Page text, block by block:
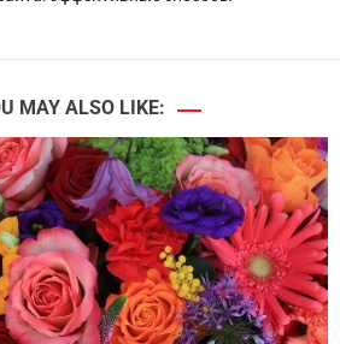
MAY ALSO LIKE: